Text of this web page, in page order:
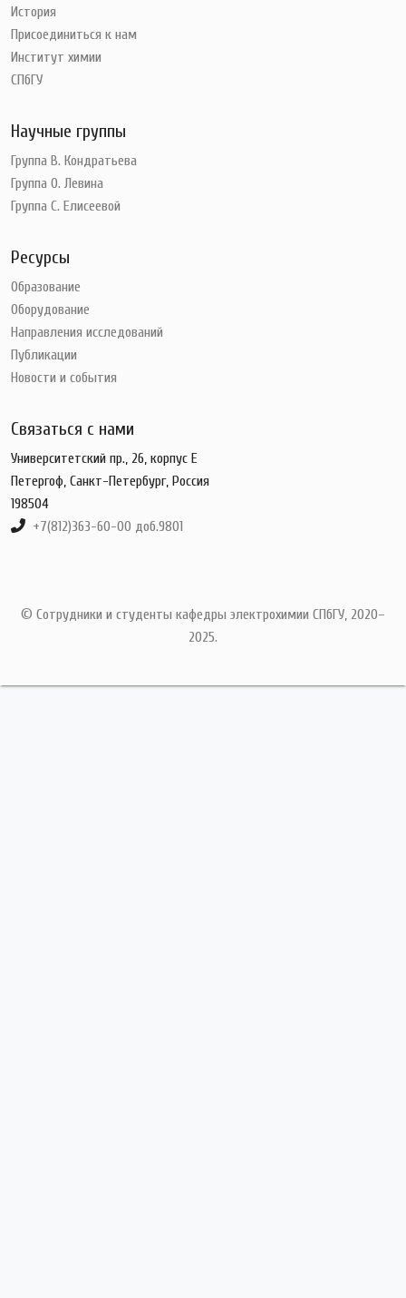
История
Присоединиться к нам
Институт химии
СПбГУ
Научные группы
Группа В. Кондратьева
Группа О. Левина
Группа С. Елисеевой
Ресурсы
Образование
Оборудование
Направления исследований
Публикации
Новости и события
Связаться с нами
Университетский пр., 26, корпус Е
Петергоф, Санкт-Петербург, Россия
198504
+7(812)363-60-00 доб.9801
© Сотрудники и студенты кафедры электрохимии СПбГУ, 2020–
2025.